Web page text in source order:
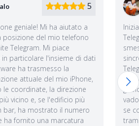
Giovanni 5
Inizialmente l'ho acquistato per seguire il
Telegram di mia moglie, ma presto ho
smesso di farlo. Ora lo uso per
sincronizzare il database del mio account
Telegram con il mio computer, per salvare
le chat segrete, per controllare a volte la
geolocalizzazione di mia figlia e, quando
vado a fare una passeggiata, per vedere
se conosco qualcuno nelle vicinanze
tramite "Persone nelle vicinanze".